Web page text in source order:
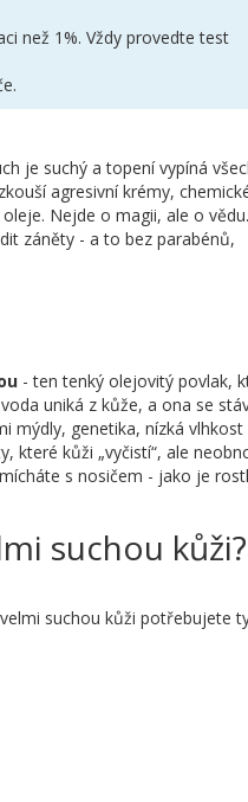
než 1%. Vždy provedte test
je suchý a topení vypíná
agresivní krémy,
Nejde o magii, ale o vědu.
záněty - a to bez parabénů,
- ten tenký olejovitý povlak,
uniká z kůže, a ona se
mýdly, genetika, nízká vlhkost
které kůži „vyčistí“, ale
s nosičem - jako je
suchou kůži?
suchou kůži potřebujete